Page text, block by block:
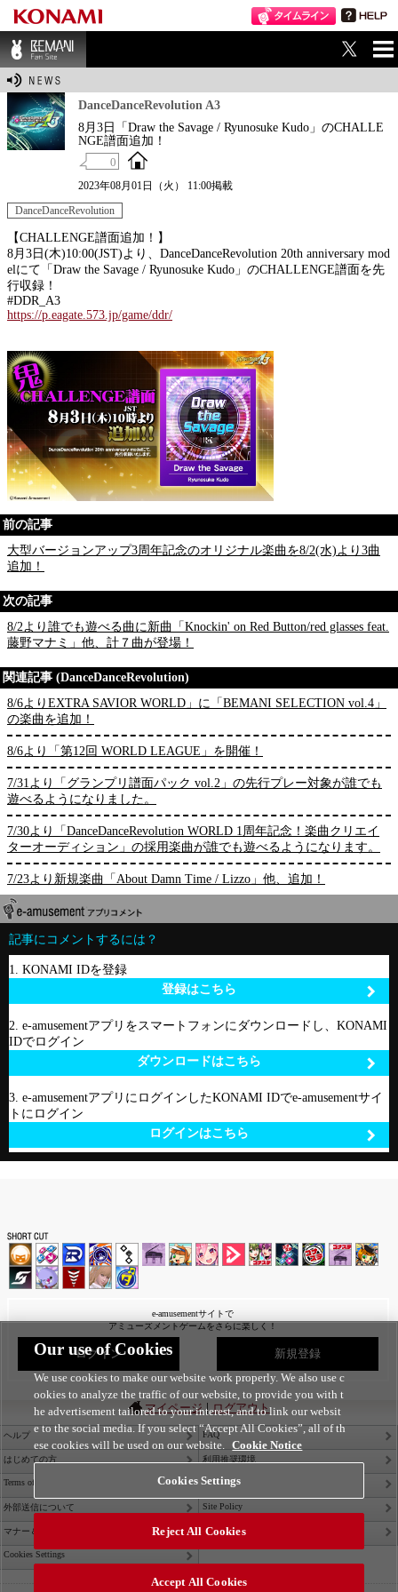
BEMANI Fan Sit
DanceDanceRevolution A3
8月3日「Draw the Savage / Ryunosuke Kudo」のCHALLE
NGE譜面追加！
0
2023年08月01日（火） 11:00掲載
DanceDanceRevolution
【CHALLENGE譜面追加！】
8月3日(木)10:00(JST)より、DanceDanceRevolution 20th anniversary mod
elにて「Draw the Savage / Ryunosuke Kudo」のCHALLENGE譜面を先
行収録！
#DDR_A3
https://p.eagate.573.jp/game/ddr/
前の記事
大型バージョンアップ3周年記念のオリジナル楽曲を8/2(水)より3曲
追加！
次の記事
8/2より誰でも遊べる曲に新曲「Knockin' on Red Button/red glasses feat.
藤野マナミ」他、計７曲が登場！
関連記事 (DanceDanceRevolution)
8/6よりEXTRA SAVIOR WORLD」に「BEMANI SELECTION vol.4」
の楽曲を追加！
8/6より「第12回 WORLD LEAGUE」を開催！
7/31より「グランプリ譜面パック vol.2」の先行プレー対象が誰でも
遊べるようになりました。
7/30より「DanceDanceRevolution WORLD 1周年記念！楽曲クリエイ
ターオーディション」の採用楽曲が誰でも遊べるようになります。
7/23より新規楽曲「About Damn Time / Lizzo」他、追加！
記事にコメントするには？
1. KONAMI IDを登録
登録はこちら
2. e-amusementアプリをスマートフォンにダウンロードし、KONAMI
IDでログイン
ダウンロードはこちら
3. e-amusementアプリにログインしたKONAMI IDでe-amusementサイ
トにログイン
ログインはこちら
e-amusementサイトで
アミューズメントゲームをさらに楽しく！
ログイン 新規登録
マイページ|ログアウト
ヘルプ FAQ
はじめての方 利用推奨環境
Terms of Service Privacy Policy
外部送信について Site Policy
マナー＆ルール Contact Us
Cookies Settings
Our use of Cookies
We use cookies to make our website work properly. We also use c
ookies to analyze the traffic of our website, to provide you with t
he advertisement tailored to your interest, and to link our websit
e to the social media. If you select “Accept All Cookies”, all of th
ese cookies will be used on our website. Cookie Notice
Cookies Settings
Reject All Cookies
Accept All Cookies